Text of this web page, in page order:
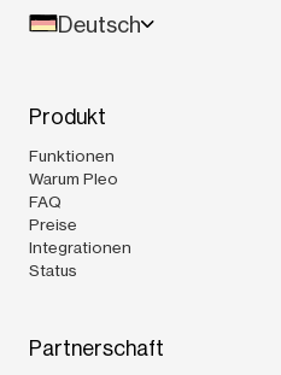
Deutsch
Produkt
Funktionen
Warum Pleo
FAQ
Preise
Integrationen
Status
Partnerschaft